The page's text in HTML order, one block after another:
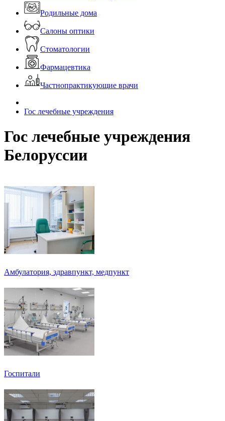
Родильные дома
Салоны оптики
Стоматологии
Фармацевтика
Частнопрактикующие врачи
Гос лечебные учреждения
Гос лечебные учреждения
Белоруссии
Амбулатория, здравпункт, медпункт
Госпитали